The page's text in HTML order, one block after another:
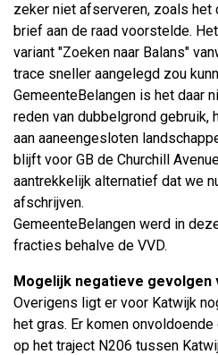
zeker niet afserveren, zoals het
brief aan de raad voorstelde.
variant "Zoeken naar Balans"
trace sneller aangelegd zou
GemeenteBelangen is het daar
reden van dubbelgrond gebruik,
aan aaneengesloten
blijft voor GB de Churchill
aantrekkelijk alternatief dat we
afschrijven.
GemeenteBelangen werd in
fracties behalve de VVD.
Mogelijk negatieve
Overigens ligt er voor Katwijk
het gras. Er komen
op het traject N206 tussen